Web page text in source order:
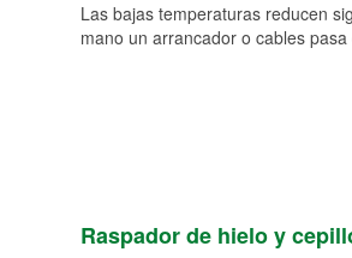
Las bajas temperaturas reducen
mano un arrancador o cables
Raspador de hielo y